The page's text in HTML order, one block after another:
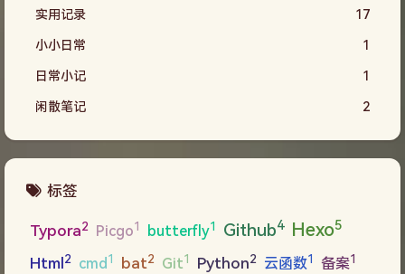
实用记录 17
小小日常 1
日常小记 1
闲散笔记 2
标签
Typora2 Picgo1 butterfly1 Github4 Hexo5
Html 2 cmd 1 bat2 Git1 Python2 云函数1 备案1